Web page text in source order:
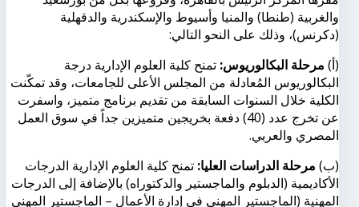
والغربية (طنطا) والمنيا وأسيوط والإسكندرية والدقهلية
(دكرنس)، وذلك على النحو التالي:
(أ) مرحلة البكالوريوس: تمنح كلية العلوم الإدارية درجة
البكالوريوس المُعادلة من المجلس الأعلى للجامعات، وقد تمكّنت
الكلية خلال السنوات السابقة من تقديم برنامج متميز، واسفرت
عن تخرج عدد (40) دفعة بخريجين متميزين جداً في سوق العمل
المصري والعربي.
(ب) مرحلة الدراسات العليا: تمنح كلية العلوم الإدارية الدرجات
الأكاديمية (الدبلوم والماجستير والدكتوراه) بالإضافة إلى الدرجات
المهنية (الماجستير المهني في إدارة الأعمال – الماجستير المهني